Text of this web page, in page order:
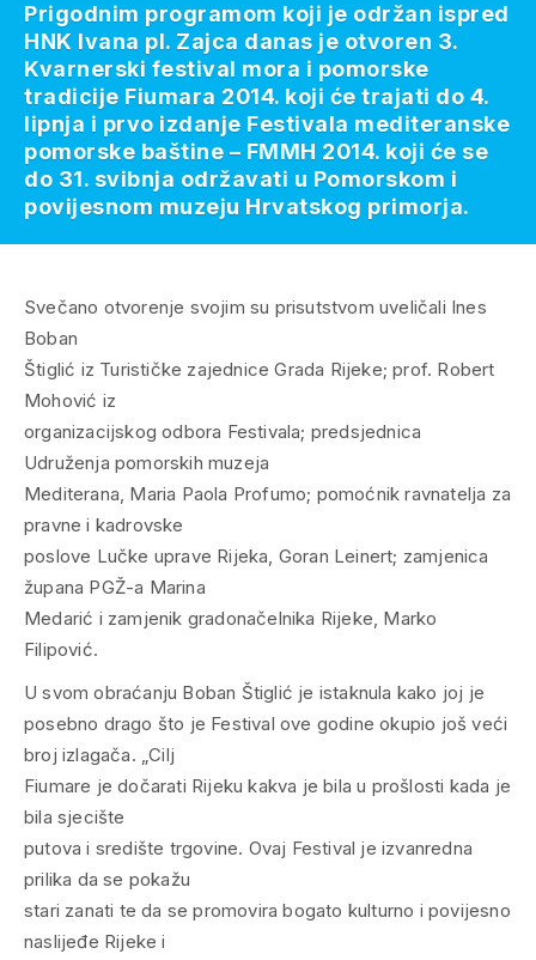
Svečano otvorenje svojim su prisutstvom uveličali Ines
Boban
Štiglić iz Turističke zajednice Grada Rijeke; prof. Robert
Mohović iz
organizacijskog odbora Festivala; predsjednica
Udruženja pomorskih muzeja
Mediterana, Maria Paola Profumo; pomoćnik ravnatelja za
pravne i kadrovske
poslove Lučke uprave Rijeka, Goran Leinert; zamjenica
župana PGŽ-a Marina
Medarić i zamjenik gradonačelnika Rijeke, Marko
Filipović.
U svom obraćanju Boban Štiglić je istaknula kako joj je
posebno drago što je Festival ove godine okupio još veći
broj izlagača. „Cilj
Fiumare je dočarati Rijeku kakva je bila u prošlosti kada je
bila sjecište
putova i središte trgovine. Ovaj Festival je izvanredna
prilika da se pokažu
stari zanati te da se promovira bogato kulturno i povijesno
naslijeđe Rijeke i
Prigodnim programom koji je održan ispred
HNK Ivana pl. Zajca danas je otvoren 3.
Kvarnerski festival mora i pomorske
tradicije Fiumara 2014. koji će trajati do 4.
lipnja i prvo izdanje Festivala mediteranske
pomorske baštine – FMMH 2014. koji će se
do 31. svibnja održavati u Pomorskom i
povijesnom muzeju Hrvatskog primorja.